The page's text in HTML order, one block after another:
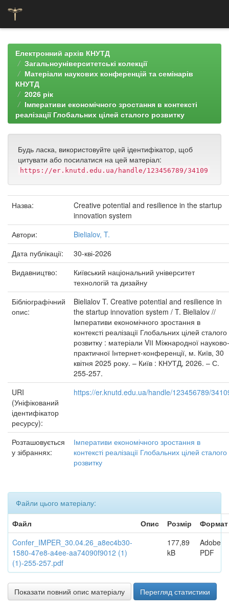
navigationЕлектронний архів КНУТД
Загальноуніверситетські колекції
Матеріали наукових конференцій та семінарів
КНУТД
2026 рік
Імперативи економічного зростання в контексті
реалізації Глобальних цілей сталого розвитку
Будь ласка, використовуйте цей ідентифікатор, щоб
цитувати або посилатися на цей матеріал:
https://er.knutd.edu.ua/handle/123456789/34109
Назва:
Creative potential and resilience in the startup
innovation system
Автори:
Bielialov, T.
Дата публікації:
30-кві-2026
Видавництво:
Київський національний університет
технологій та дизайну
Бібліографічний
опис:
Bielialov T. Creative potential and resilience in
the startup innovation system / T. Bielialov //
Імперативи економічного зростання в
контексті реалізації Глобальних цілей сталого
розвитку : матеріали VІІ Міжнародної науково-
практичної Інтернет-конференції, м. Київ, 30
квітня 2025 року. – Київ : КНУТД, 2026. – С.
255-257.
URI
(Уніфікований
ідентифікатор
ресурсу):
https://er.knutd.edu.ua/handle/123456789/
Розташовується
у зібраннях:
Імперативи економічного зростання в
контексті реалізації Глобальних цілей сталого
розвитку
Файли цього матеріалу:
Файл
Опис Розмір
Формат
Confer_IMPER_30.04.26_a8ec4b30-
1580-47e8-a4ee-aa74090f9012 (1)
(1)-255-257.pdf
177,89
kB
Adobe
PDF
Показати повний опис матеріалу Перегляд статистики